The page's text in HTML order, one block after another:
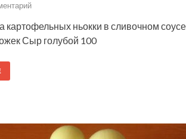
картофельных ньокки в сливочном
Сыр голубой 100